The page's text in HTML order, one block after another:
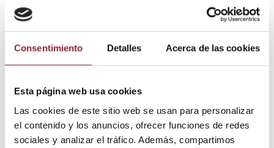
Consentimiento Detalles Acerca de las cookies
Esta página web usa cookies
Las cookies de este sitio web se usan para personalizar
el contenido y los anuncios, ofrecer funciones de redes
sociales y analizar el tráfico. Además, compartimos
La posición representa el "Pranam mudra"
Añadir al carrito
¿Tienes dudas? Te asesoramos